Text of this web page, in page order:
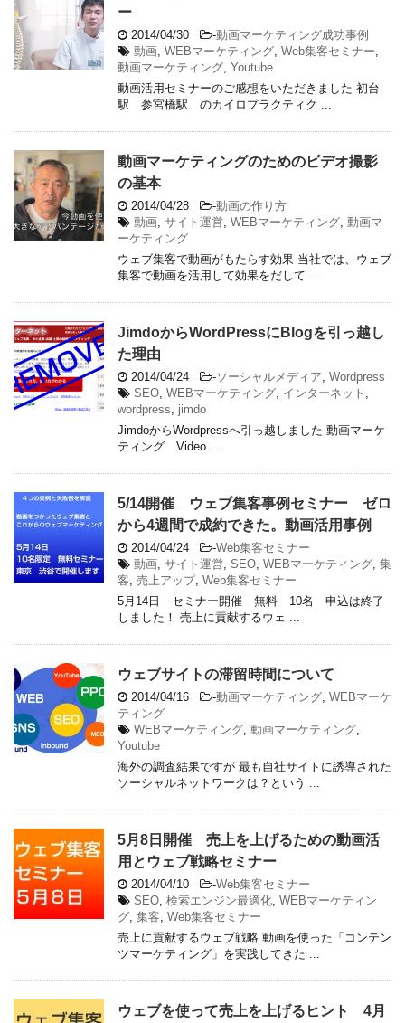
ー
2014/04/30 -動画マーケティング成功事例
動画, WEBマーケティング, Web集客セミナー,
動画マーケティング, Youtube
動画活用セミナーのご感想をいただきました 初台
駅 参宮橋駅 のカイロプラクティク ...
動画マーケティングのためのビデオ撮影
の基本
2014/04/28 -動画の作り方
動画, サイト運営, WEBマーケティング, 動画マ
ーケティング
ウェブ集客で動画がもたらす効果 当社では、ウェブ
集客で動画を活用して効果をだして ...
JimdoからWordPressにBlogを引っ越し
た理由
2014/04/24 -ソーシャルメディア, Wordpress
SEO, WEBマーケティング, インターネット ,
wordpress, jimdo
JimdoからWordpressへ引っ越しました 動画マーケ
ティング Video ...
5/14開催 ウェブ集客事例セミナー ゼロ
から4週間で成約できた。動画活用事例
2014/04/24 -Web集客セミナー
動画, サイト運営, SEO, WEBマーケティング, 集
客, 売上アップ, Web集客セミナー
5月14日 セミナー開催 無料 10名 申込は終了
しました！ 売上に貢献するウェ ...
ウェブサイトの滞留時間について
2014/04/16 -動画マーケティング, WEBマーケ
ティング
WEBマーケティング, 動画マーケティング,
Youtube
海外の調査結果ですが 最も自社サイトに誘導された
ソーシャルネットワークは？という ...
5月8日開催 売上を上げるための動画活
用とウェブ戦略セミナー
2014/04/10 -Web集客セミナー
SEO, 検索エンジン最適化, WEBマーケティン
グ, 集客, Web集客セミナー
売上に貢献するウェブ戦略 動画を使った「コンテン
ツマーケティング」を実践してきた ...
ウェブを使って売上を上げるヒント 4月